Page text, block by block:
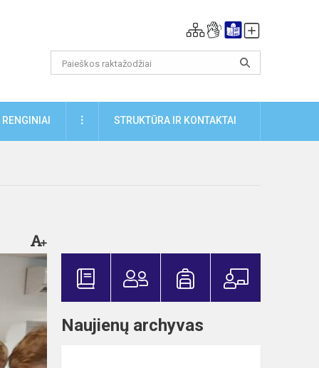
RENGINIAI DAUGIAUSTRUKTŪRA IR KONTAKTAI
Naujienų archyvas